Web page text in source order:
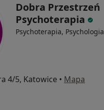
Dobra Przestrzeń
Psychoterapia
Psychoterapia, Psychologia
4/5, Katowice • Mapa